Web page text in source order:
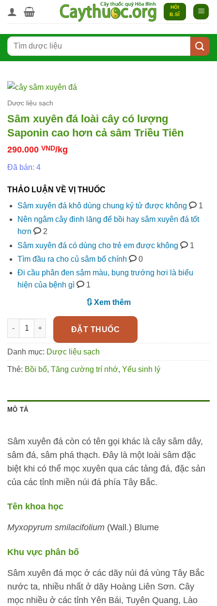
qua
dung
HỎI
B.SĨ
Tìm
kiếm:
Dược liệu sạch
Sâm xuyên đá loài cây có lượng
Saponin cao hơn cả sâm Triều Tiên
290.000 VND/kg
Đã bán: 4
THẢO LUẬN VỀ VỊ THUỐC
Sâm xuyên đá khô dùng chung kỷ tử được không
1
Nên ngâm cây đinh lăng để bồi hay sâm xuyên đá tốt
hơn
2
Sâm xuyên đá có dùng cho trẻ em được không
1
Tìm đầu ra cho củ sâm bố chính
0
Đi cầu phân đen sậm màu, bụng trướng hơi là biểu
hiện của bệnh gì
1
🔃 Xem thêm
Sâm xuyên đá loài cây có lượng Saponin cao hơn cả sâm
ĐẶT THUỐC
Danh mục: Dược liệu sạch
Thẻ: Bồi bổ, Tăng cường trí nhớ, Yếu sinh lý
MÔ TẢ
Sâm xuyên đá còn có tên gọi khác là cây sâm dây,
sâm đá, sâm phá thạch. Đây là một loài sâm đặc
biệt khi có thể mọc xuyên qua các tảng đá, đặc sản
của các tỉnh miền núi đá phía Tây Bắc.
Tên khoa học
Myxopyrum smilacifolium (Wall.) Blume
Khu vực phân bố
Sâm xuyên đá mọc ở các dãy núi đá vùng Tây Bắc
nước ta, nhiều nhất ở dãy Hoàng Liên Sơn. Cây
mọc nhiều ở các tỉnh Yên Bái, Tuyên Quang, Lào